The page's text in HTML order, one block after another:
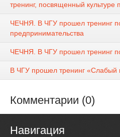
тренинг, посвященный культуре
ЧЕЧНЯ. В ЧГУ прошел тренинг
предпринимательства
ЧЕЧНЯ. В ЧГУ прошел тренинг
В ЧГУ прошел тренинг «Слабый
Комментарии (0)
Навигация